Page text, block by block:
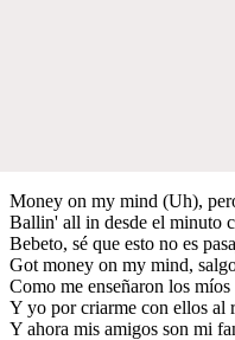
Money on my mind (Uh),
Ballin' all in desde el minuto
Bebeto, sé que esto no es
Got money on my mind,
Como me enseñaron los míos
Y yo por criarme con ellos al
Y ahora mis amigos son mi